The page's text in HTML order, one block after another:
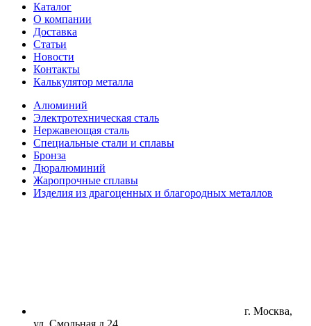
Каталог
О компании
Доставка
Статьи
Новости
Контакты
Калькулятор металла
Алюминий
Электротехническая сталь
Нержавеющая сталь
Специальные стали и сплавы
Бронза
Дюралюминий
Жаропрочные сплавы
Изделия из драгоценных и благородных металлов
г. Москва,